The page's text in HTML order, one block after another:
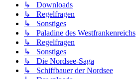
↳ Downloads
↳ Regelfragen
↳ Sonstiges
↳ Paladine des Westfrankenreichs
↳ Regelfragen
↳ Sonstiges
↳ Die Nordsee-Saga
↳ Schiffbauer der Nordsee